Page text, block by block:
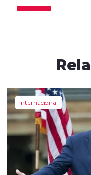
Internacional